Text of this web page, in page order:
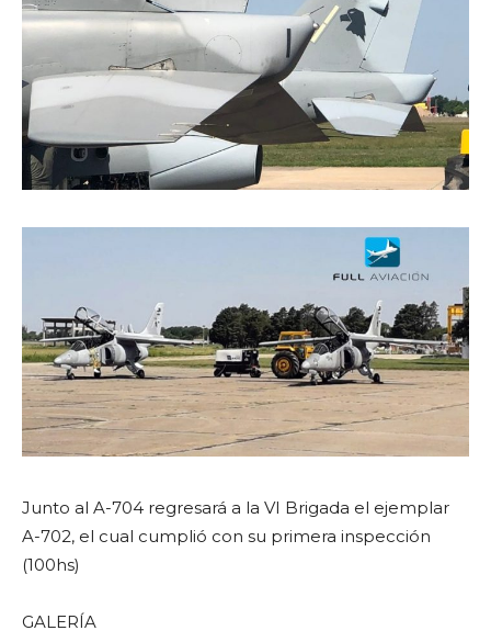
Junto al A-704 regresará a la VI Brigada el ejemplar
A-702, el cual cumplió con su primera inspección
(100hs)
GALERÍA